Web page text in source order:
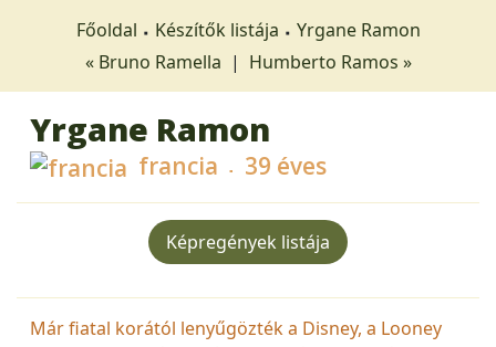
Főoldal Készítők listája
Yrgane Ramon
« Bruno Ramella | Humberto Ramos »
Yrgane Ramon
francia 39 éves
Képregények listája
Már fiatal korától lenyűgözték a Disney, a Looney